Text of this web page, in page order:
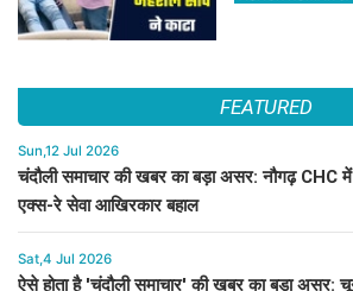
FEATURED
Sun,12 Jul 2026
चंदौली समाचार की खबर का बड़ा असर: नौगढ़ CHC
एक्स-रे सेवा आखिरकार बहाल
Sat,4 Jul 2026
ऐसे होता है 'चंदौली समाचार' की खबर का बड़ा